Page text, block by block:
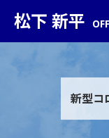
松下 新平
新型コ